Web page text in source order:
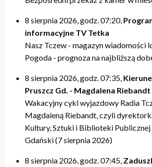
20:00 – relacje
21:40 – Pytania do Prezydenta / Pytania do
22:00 – relacje
20:00 – relacje
21:40 – Opinie w Radiu Tczew
22:00 – relacje
19:40 – Kulturalne pogaduszki / Fabryczne
20:00 – relacje
21:20 – Nasz Tczew, Pogoda
21:40 – KinoteTka
21:50 – Kulturalne pogaduszki / Fabryczne
22:00 – relacje
19:50 – relacje
21:40 – Tczew Mówi
21:50 – relacje
17:40 – Powtórki programów z tygodnia
20:40 – relacje tygodnia
8 sierpnia 2026, godz. 07:20,
informacyjne TV Tetka
Nasz Tczew - magazyn wiadomości
Pogoda - prognoza na najbliższą
8 sierpnia 2026, godz. 07:35,
Pruszcz Gd. - Magdalena Riebandt
Wakacyjny cykl wyjazdowy Radia
Magdaleną Riebandt, czyli
Kultury, Sztuki i Biblioteki Publicznej
Gdański (7 sierpnia 2026)
8 sierpnia 2026, godz. 07:45,